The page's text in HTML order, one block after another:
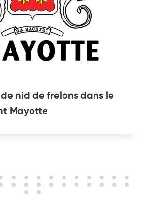
nid de frelons dans le
Mayotte